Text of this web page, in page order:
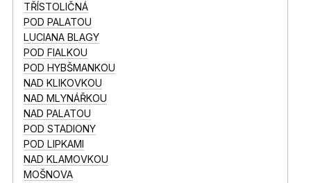
TŘÍSTOLIČNÁ
POD PALATOU
LUCIANA BLAGY
POD FIALKOU
POD HYBŠMANKOU
NAD KLIKOVKOU
NAD MLYNÁŘKOU
NAD PALATOU
POD STADIONY
POD LIPKAMI
NAD KLAMOVKOU
MOŠNOVA